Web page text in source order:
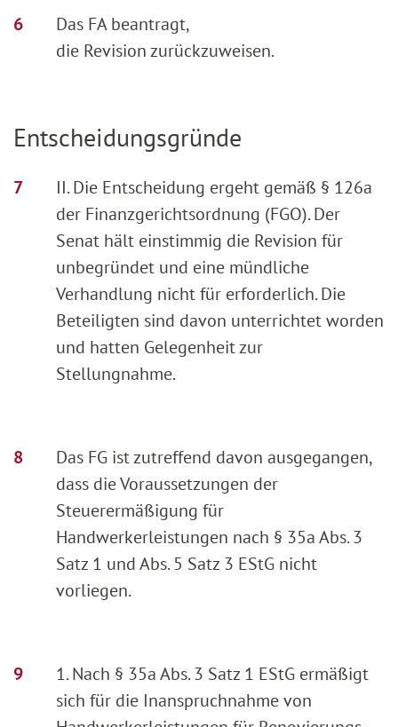
Das FA beantragt,
die Revision zurückzuweisen.
Entscheidungsgründe
II. Die Entscheidung ergeht gemäß § 126a
der Finanzgerichtsordnung (FGO). Der
Senat hält einstimmig die Revision für
unbegründet und eine mündliche
Verhandlung nicht für erforderlich. Die
Beteiligten sind davon unterrichtet worden
und hatten Gelegenheit zur
Stellungnahme.
Das FG ist zutreffend davon ausgegangen,
dass die Voraussetzungen der
Steuerermäßigung für
Handwerkerleistungen nach § 35a Abs. 3
Satz 1 und Abs. 5 Satz 3 EStG nicht
vorliegen.
1. Nach § 35a Abs. 3 Satz 1 EStG ermäßigt
sich für die Inanspruchnahme von